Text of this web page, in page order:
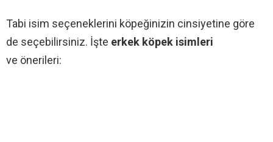
Tabi isim seçeneklerini köpeğinizin cinsiyetine göre
de seçebilirsiniz. İşte erkek köpek isimleri
ve önerileri: